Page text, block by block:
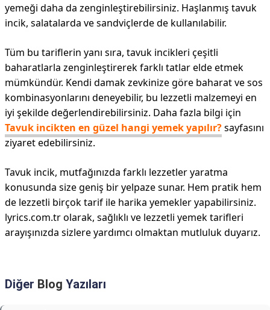
yemeği daha da zenginleştirebilirsiniz. Haşlanmış tavuk
incik, salatalarda ve sandviçlerde de kullanılabilir.
Tüm bu tariflerin yanı sıra, tavuk incikleri çeşitli
baharatlarla zenginleştirerek farklı tatlar elde etmek
mümkündür. Kendi damak zevkinize göre baharat ve sos
kombinasyonlarını deneyebilir, bu lezzetli malzemeyi en
iyi şekilde değerlendirebilirsiniz. Daha fazla bilgi için
Tavuk incikten en güzel hangi yemek yapılır?sayfasını
ziyaret edebilirsiniz.
Tavuk incik, mutfağınızda farklı lezzetler yaratma
konusunda size geniş bir yelpaze sunar. Hem pratik hem
de lezzetli birçok tarif ile harika yemekler yapabilirsiniz.
lyrics.com.tr olarak, sağlıklı ve lezzetli yemek tarifleri
arayışınızda sizlere yardımcı olmaktan mutluluk duyarız.
Diğer Blog Yazıları